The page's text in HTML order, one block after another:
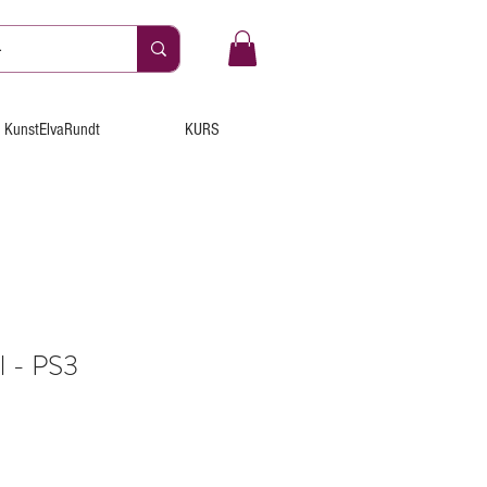
KunstElvaRundt KURS
- PS3